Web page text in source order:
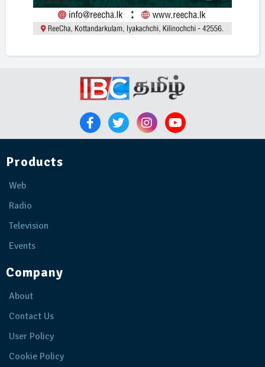
Products
Web
Radio
Television
Events
Company
About
Contact Us
User Policy
Cookie Policy